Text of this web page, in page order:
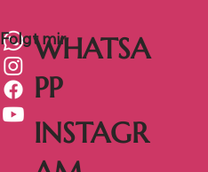
WHATSA
PP
INSTAGR
Folgt mir